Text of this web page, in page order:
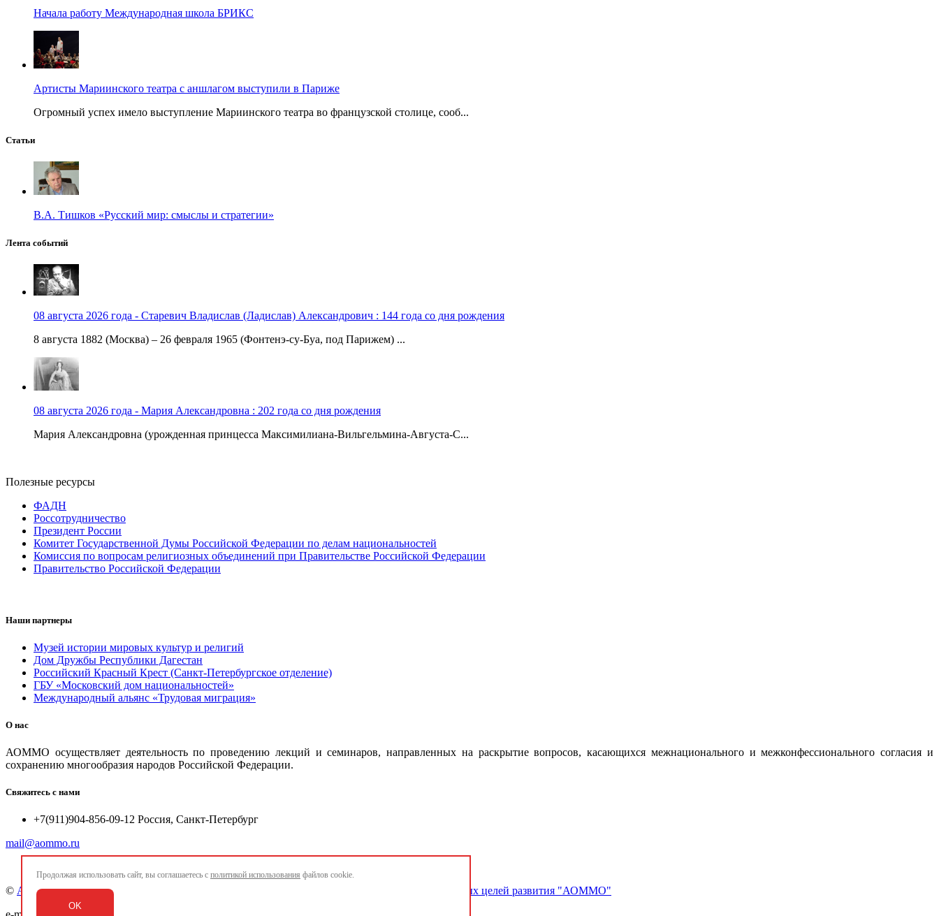
Начала работу Международная школа БРИКС
Артисты Мариинского театра с аншлагом выступили в Париже
Огромный успех имело выступление Мариинского театра во французской столице, сооб...
Статьи
В.А. Тишков «Русский мир: смыслы и стратегии»
Лента событий
08 августа 2026 года - Старевич Владислав (Ладислав) Александрович : 144 года со дня рождения
8 августа 1882 (Москва) – 26 февраля 1965 (Фонтенэ-су-Буа, под Парижем) ...
08 августа 2026 года - Мария Александровна : 202 года со дня рождения
Мария Александровна (урожденная принцесса Максимилиана-Вильгельмина-Августа-С...
Полезные ресурсы
ФАДН
Россотрудничество
Президент России
Комитет Государственной Думы Российской Федерации по делам национальностей
Комиссия по вопросам религиозных объединений при Правительстве Российской Федерации
Правительство Российской Федерации
Наши партнеры
Музей истории мировых культур и религий
Дом Дружбы Республики Дагестан
Российский Красный Крест (Санкт-Петербургское отделение)
ГБУ «Московский дом национальностей»
Международный альянс «Трудовая миграция»
О нас
АОММО осуществляет деятельность по проведению лекций и семинаров, направленных на раскрытие вопросов, касающихся межнационального и межконфессионального согласия и
сохранению многообразия народов Российской Федерации.
Свяжитесь с нами
+7(911)904-856-09-12 Россия, Санкт-Петербург
mail@aommo.ru
© Ассоциация организаций по реализации национальных проектов и достижению национальных целей развития "АОММО"
Продолжая использовать сайт, вы соглашаетесь с политикой использования файлов cookie.
OK